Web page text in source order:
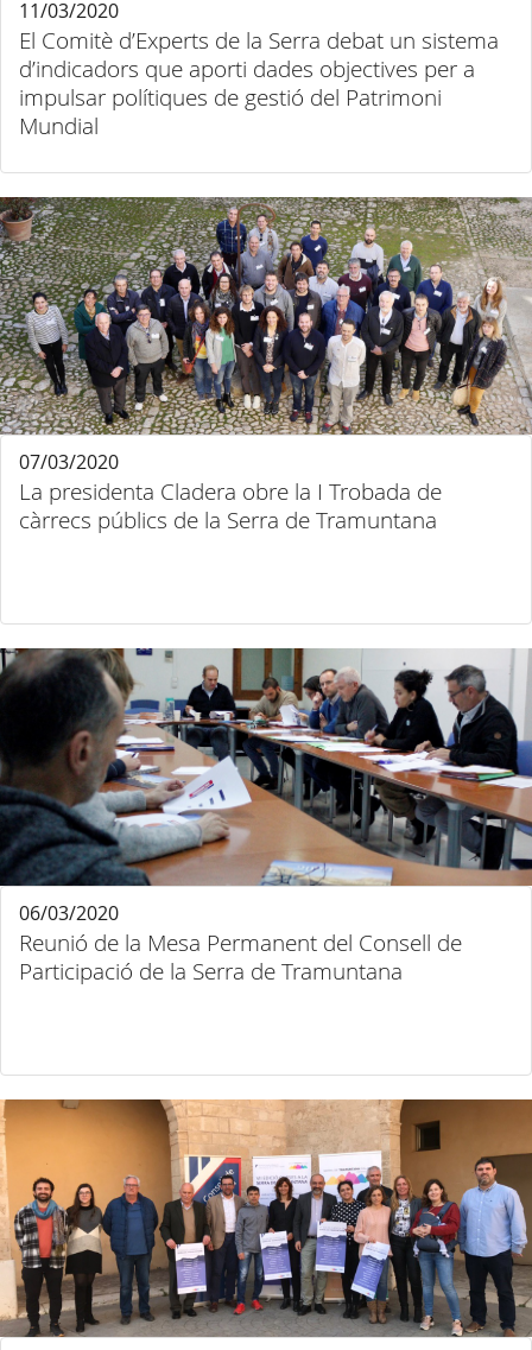
El Comitè d’Experts de la Serra debat un sistema
d’indicadors que aporti dades objectives per a
impulsar polítiques de gestió del Patrimoni
Mundial
11/03/2020
La presidenta Cladera obre la I Trobada de
càrrecs públics de la Serra de Tramuntana
07/03/2020
Reunió de la Mesa Permanent del Consell de
Participació de la Serra de Tramuntana
06/03/2020